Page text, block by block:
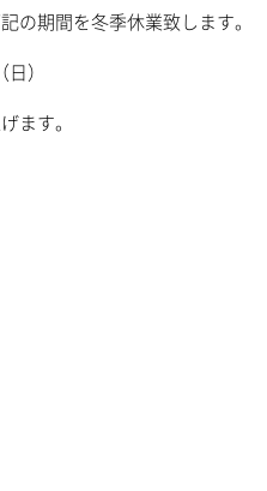
の期間を冬季休業致します。
）
ます。